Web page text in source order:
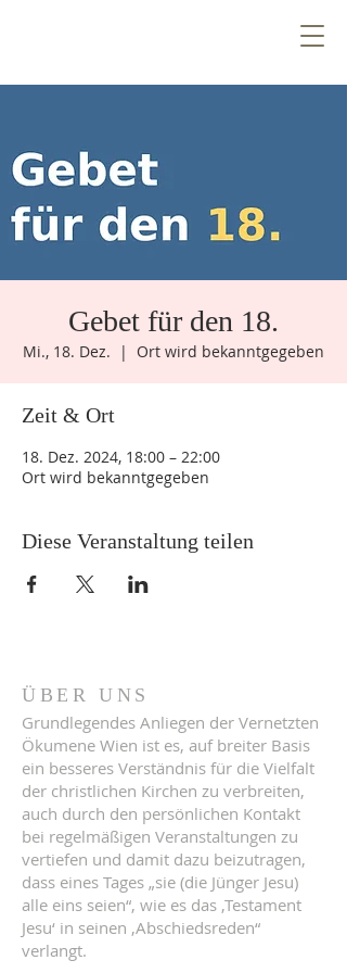
V
R T
Ökumene We
n
Gebet für den 18.
Mi., 18. Dez.
  |
Ort wird bekanntgegeben
Zeit & Ort
18. Dez. 2024, 18:00 – 22:00
Ort wird bekanntgegeben
Diese Veranstaltung teilen
ÜBER UNS
Grundlegendes Anliegen der Vernetzten
Ökumene Wien ist es, auf breiter Basis
ein besseres Verständnis für die Vielfalt
der christlichen Kirchen zu verbreiten,
auch durch den persönlichen Kontakt
bei regelmäßigen Veranstaltungen zu
vertiefen und damit dazu beizutragen,
dass eines Tages „sie (die Jünger Jesu)
alle eins seien“, wie es das ‚Testament
Jesu‘ in seinen ‚Abschiedsreden“
verlangt.